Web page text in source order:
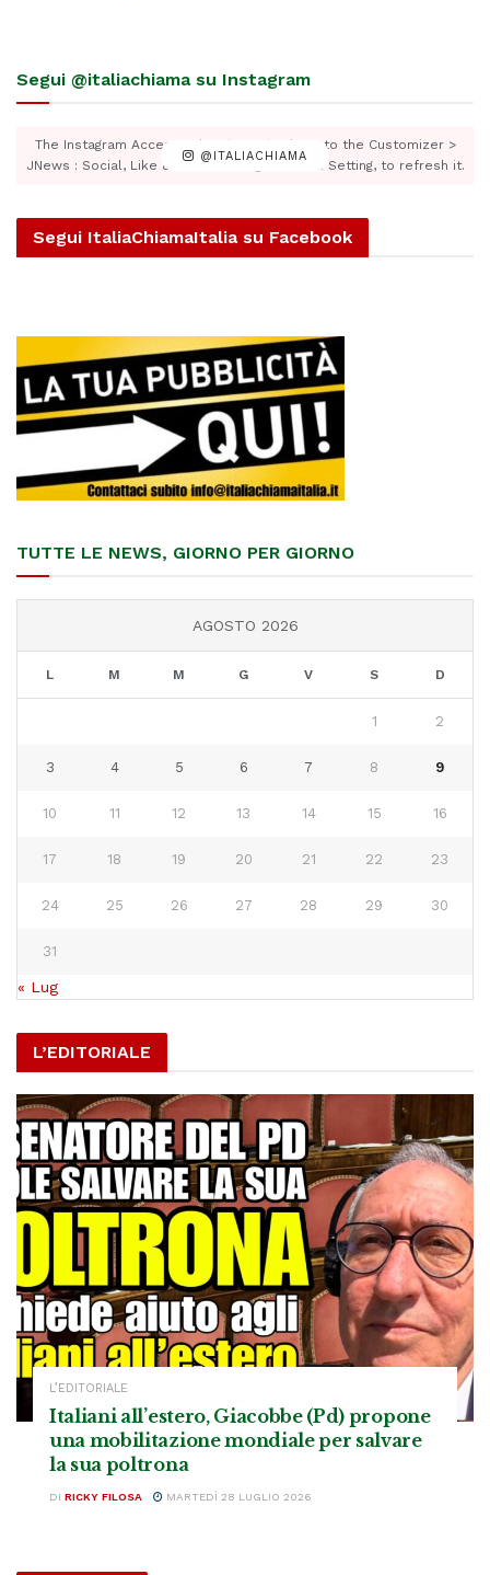
Segui @italiachiama su Instagram
@ITALIACHIAMA
The Instagram Access Token is expired, Go to the Customizer >
JNews : Social, Like & View > Instagram Feed Setting, to refresh it.
Segui ItaliaChiamaItalia su Facebook
TUTTE LE NEWS, GIORNO PER GIORNO
AGOSTO 2026
L M M G V S D
1 2
3 4 5 6 7 8 9
10 11 12 13 14 15 16
17 18 19 20 21 22 23
24 25 26 27 28 29 30
31
« Lug
L’EDITORIALE
L’EDITORIALE
Italiani all’estero, Giacobbe (Pd) propone
una mobilitazione mondiale per salvare
la sua poltrona
DI RICKY FILOSA MARTEDÌ 28 LUGLIO 2026